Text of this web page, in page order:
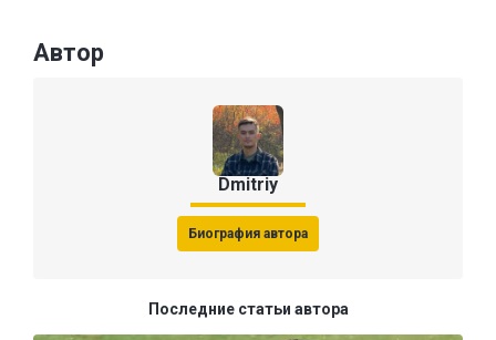
Автор
Dmitriy
Биография автора
Последние статьи автора